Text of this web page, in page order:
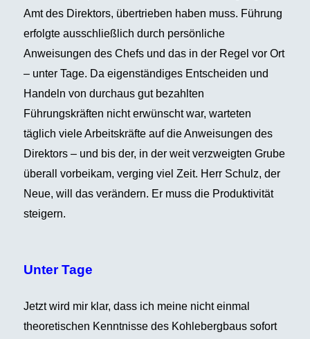
Amt des Direktors, übertrieben haben muss. Führung
erfolgte ausschließlich durch persönliche
Anweisungen des Chefs und das in der Regel vor Ort
– unter Tage. Da eigenständiges Entscheiden und
Handeln von durchaus gut bezahlten
Führungskräften nicht erwünscht war, warteten
täglich viele Arbeitskräfte auf die Anweisungen des
Direktors – und bis der, in der weit verzweigten Grube
überall vorbeikam, verging viel Zeit. Herr Schulz, der
Neue, will das verändern. Er muss die Produktivität
steigern.
Unter Tage
Jetzt wird mir klar, dass ich meine nicht einmal
theoretischen Kenntnisse des Kohlebergbaus sofort